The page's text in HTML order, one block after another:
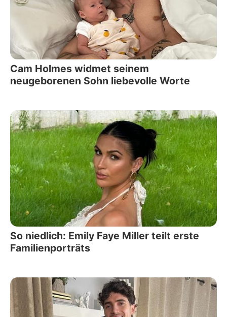
Cam Holmes widmet seinem
neugeborenen Sohn liebevolle Worte
So niedlich: Emily Faye Miller teilt erste
Familienporträts